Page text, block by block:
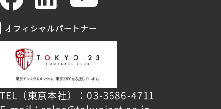
オフィシャルパートナー
TEL（東京本社）： 03-3686-4711